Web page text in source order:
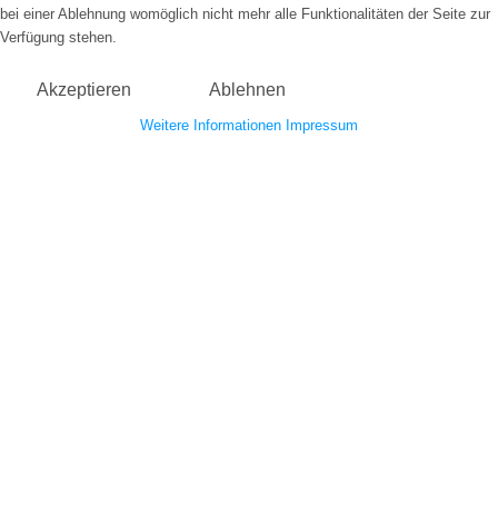
bei einer Ablehnung womöglich nicht mehr alle Funktionalitäten der Seite zur
Verfügung stehen.
Akzeptieren Ablehnen
Weitere Informationen Impressum